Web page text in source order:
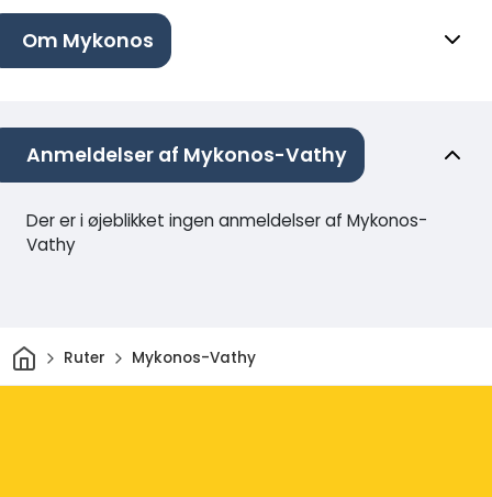
Om Mykonos
Anmeldelser af Mykonos-Vathy
Der er i øjeblikket ingen anmeldelser af Mykonos-
Vathy
HjemRuter Mykonos-Vathy